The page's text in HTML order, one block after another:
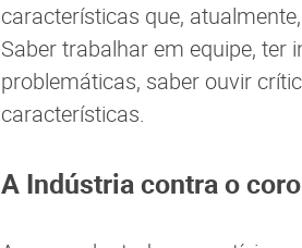
características que,
Saber trabalhar em equipe, ter
problemáticas, saber ouvir
características.
A Indústria contra o